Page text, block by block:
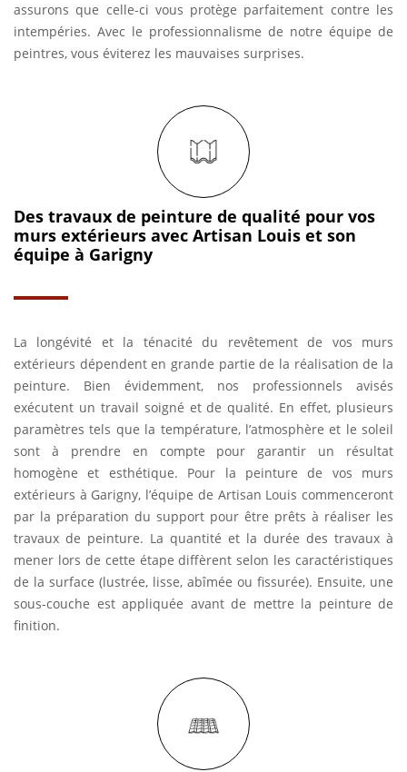
assurons que celle-ci vous protège parfaitement contre les
intempéries. Avec le professionnalisme de notre équipe de
peintres, vous éviterez les mauvaises surprises.
Des travaux de peinture de qualité pour vos
murs extérieurs avec Artisan Louis et son
équipe à Garigny
La longévité et la ténacité du revêtement de vos murs
extérieurs dépendent en grande partie de la réalisation de la
peinture. Bien évidemment, nos professionnels avisés
exécutent un travail soigné et de qualité. En effet, plusieurs
paramètres tels que la température, l’atmosphère et le soleil
sont à prendre en compte pour garantir un résultat
homogène et esthétique. Pour la peinture de vos murs
extérieurs à Garigny, l’équipe de Artisan Louis commenceront
par la préparation du support pour être prêts à réaliser les
travaux de peinture. La quantité et la durée des travaux à
mener lors de cette étape diffèrent selon les caractéristiques
de la surface (lustrée, lisse, abîmée ou fissurée). Ensuite, une
sous-couche est appliquée avant de mettre la peinture de
finition.